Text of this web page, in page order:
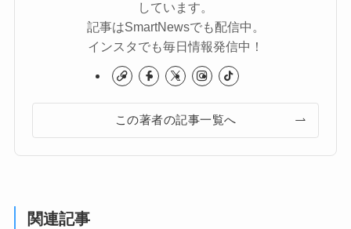
しています。
記事はSmartNewsでも配信中。
インスタでも毎日情報発信中！
この著者の記事一覧へ
関連記事